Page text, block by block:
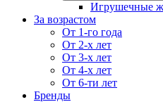
Игрушечные
За возрастом
От 1-го года
От 2-х лет
От 3-х лет
От 4-х лет
От 6-ти лет
Бренды